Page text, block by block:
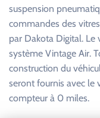
suspension
commandes des
par Dakota Digital. Le
système Vintage Air.
construction du
seront fournis avec le
compteur à 0 miles.